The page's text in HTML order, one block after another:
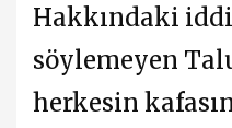
Hakkındaki
söylemeyen
herkesin